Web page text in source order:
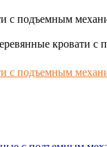
с подъемным
кровати с
с подъемным